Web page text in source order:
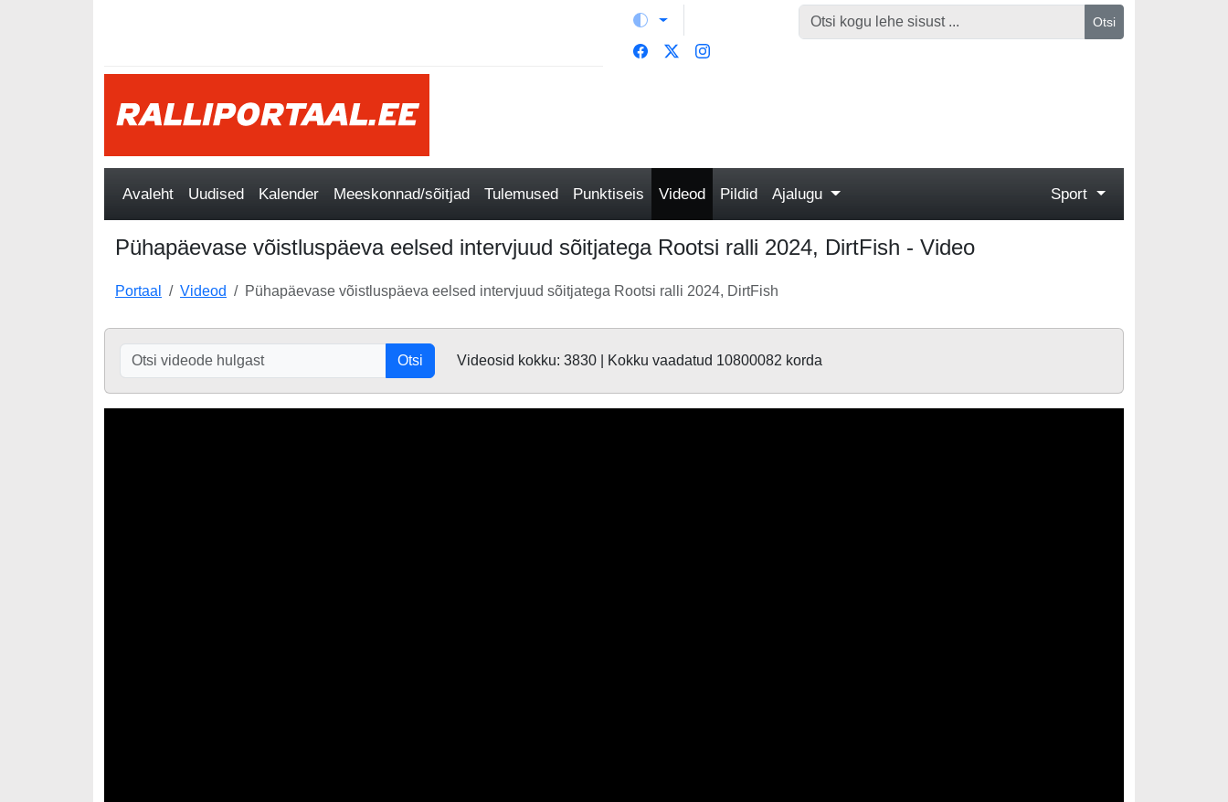
Otsi
Avaleht Uudised Kalender Meeskonnad/sõitjad Tulemused Punktiseis Videod Pildid Ajalugu Sport
Pühapäevase võistluspäeva eelsed intervjuud sõitjatega Rootsi ralli 2024, DirtFish - Video
Portaal Videod Pühapäevase võistluspäeva eelsed intervjuud sõitjatega Rootsi ralli 2024, DirtFish
Otsi Videosid kokku: 3830 | Kokku vaadatud 10800082 korda